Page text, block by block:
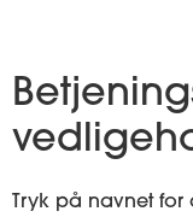
Tryk på navnet